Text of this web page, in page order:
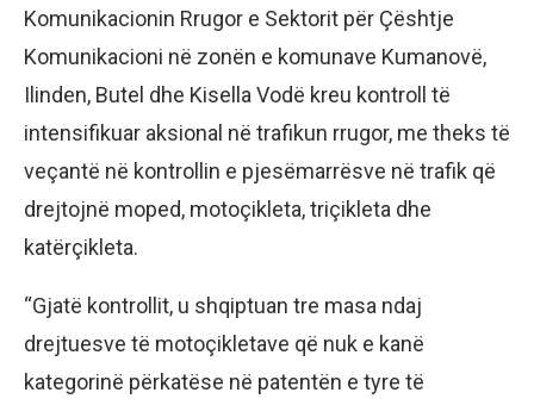
Komunikacionin Rrugor e Sektorit për Çështje
Komunikacioni në zonën e komunave Kumanovë,
Ilinden, Butel dhe Kisella Vodë kreu kontroll të
intensifikuar aksional në trafikun rrugor, me theks të
veçantë në kontrollin e pjesëmarrësve në trafik që
drejtojnë moped, motoçikleta, triçikleta dhe
katërçikleta.
“Gjatë kontrollit, u shqiptuan tre masa ndaj
drejtuesve të motoçikletave që nuk e kanë
kategorinë përkatëse në patentën e tyre të